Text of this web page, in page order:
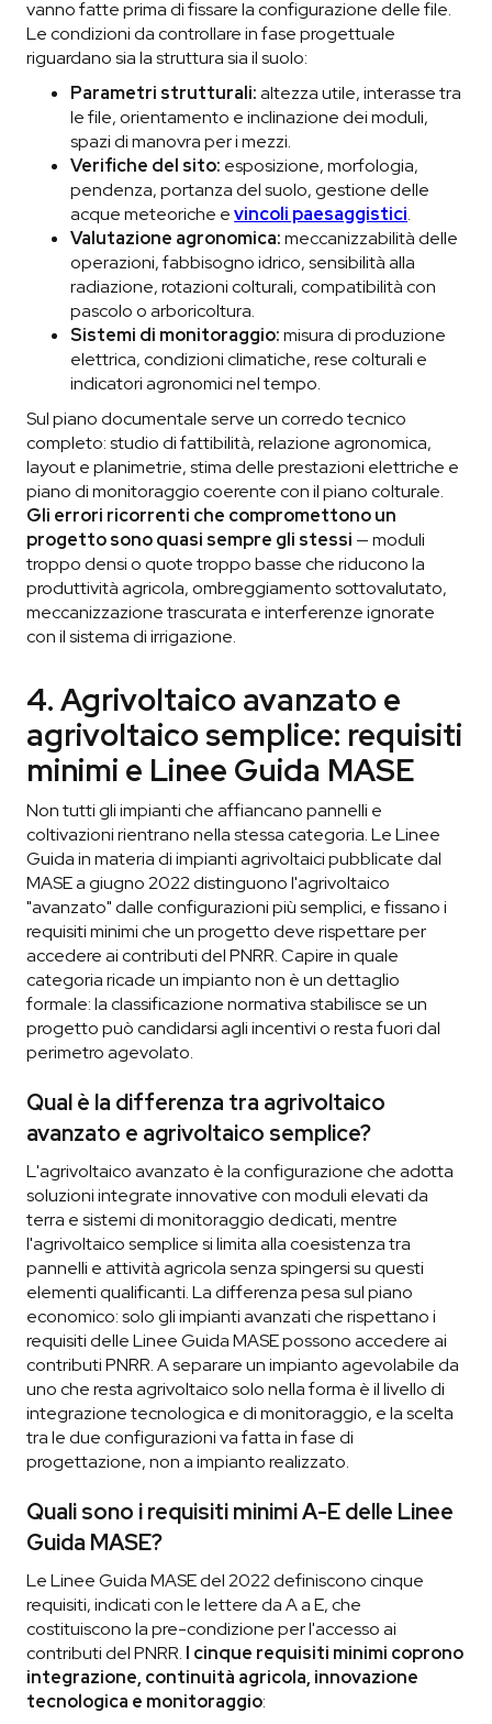
vanno fatte prima di fissare la configurazione delle file.
Le condizioni da controllare in fase progettuale
riguardano sia la struttura sia il suolo:
Parametri strutturali:altezza utile, interasse tra
le file, orientamento e inclinazione dei moduli,
spazi di manovra per i mezzi.
Verifiche del sito: esposizione, morfologia,
pendenza, portanza del suolo, gestione delle
acque meteoriche evincoli paesaggistici.
Valutazione agronomica:meccanizzabilità delle
operazioni, fabbisogno idrico, sensibilità alla
radiazione, rotazioni colturali, compatibilità con
pascolo o arboricoltura.
Sistemi di monitoraggio:misura di produzione
elettrica, condizioni climatiche, rese colturali e
indicatori agronomici nel tempo.
Sul piano documentale serve un corredo tecnico
completo: studio di fattibilità, relazione agronomica,
layout e planimetrie, stima delle prestazioni elettriche e
piano di monitoraggio coerente con il piano colturale.
Gli errori ricorrenti che compromettono un
progetto sono quasi sempre gli stessi — moduli
troppo densi o quote troppo basse che riducono la
produttività agricola, ombreggiamento sottovalutato,
meccanizzazione trascurata e interferenze ignorate
con il sistema di irrigazione.
4. Agrivoltaico avanzato e
agrivoltaico semplice: requisiti
minimi e Linee Guida MASE
Non tutti gli impianti che affiancano pannelli e
coltivazioni rientrano nella stessa categoria. Le Linee
Guida in materia di impianti agrivoltaici pubblicate dal
MASE a giugno 2022 distinguono l'agrivoltaico
"avanzato" dalle configurazioni più semplici, e fissano i
requisiti minimi che un progetto deve rispettare per
accedere ai contributi del PNRR. Capire in quale
categoria ricade un impianto non è un dettaglio
formale: la classificazione normativa stabilisce se un
progetto può candidarsi agli incentivi o resta fuori dal
perimetro agevolato.
Qual è la differenza tra agrivoltaico
avanzato e agrivoltaico semplice?
L'agrivoltaico avanzato è la configurazione che adotta
soluzioni integrate innovative con moduli elevati da
terra e sistemi di monitoraggio dedicati, mentre
l'agrivoltaico semplice si limita alla coesistenza tra
pannelli e attività agricola senza spingersi su questi
elementi qualificanti. La differenza pesa sul piano
economico: solo gli impianti avanzati che rispettano i
requisiti delle Linee Guida MASE possono accedere ai
contributi PNRR. A separare un impianto agevolabile da
uno che resta agrivoltaico solo nella forma è il livello di
integrazione tecnologica e di monitoraggio, e la scelta
tra le due configurazioni va fatta in fase di
progettazione, non a impianto realizzato.
Quali sono i requisiti minimi A-E delle Linee
Guida MASE?
Le Linee Guida MASE del 2022 definiscono cinque
requisiti, indicati con le lettere da A a E, che
costituiscono la pre-condizione per l'accesso ai
contributi del PNRR. I cinque requisiti minimi coprono
integrazione, continuità agricola, innovazione
tecnologica e monitoraggio: